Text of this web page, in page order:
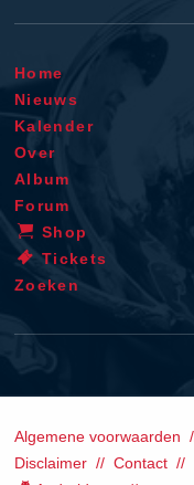
Home
Nieuws
Kalender
Over
Album
Forum
Shop
Tickets
Zoeken
Algemene voorwaarden
Disclaimer
Contact